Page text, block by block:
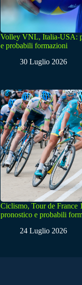
Volley VNL, Italia-USA:
e probabili formazioni
30 Luglio 2026
Ciclismo, Tour de France
pronostico e probabili
24 Luglio 2026